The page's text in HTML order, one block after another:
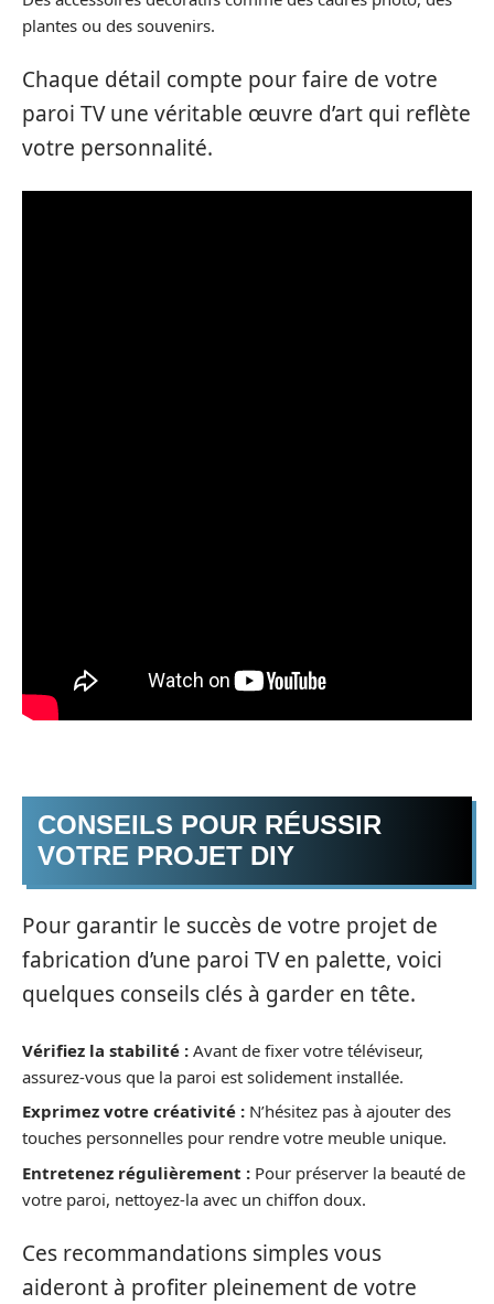
plantes ou des souvenirs.
Chaque détail compte pour faire de votre
paroi TV une véritable œuvre d’art qui reflète
votre personnalité.
CONSEILS POUR RÉUSSIR
VOTRE PROJET DIY
Pour garantir le succès de votre projet de
fabrication d’une paroi TV en palette, voici
quelques conseils clés à garder en tête.
Vérifiez la stabilité : Avant de fixer votre téléviseur,
assurez-vous que la paroi est solidement installée.
Exprimez votre créativité : N’hésitez pas à ajouter des
touches personnelles pour rendre votre meuble unique.
Entretenez régulièrement : Pour préserver la beauté de
votre paroi, nettoyez-la avec un chiffon doux.
Ces recommandations simples vous
aideront à profiter pleinement de votre